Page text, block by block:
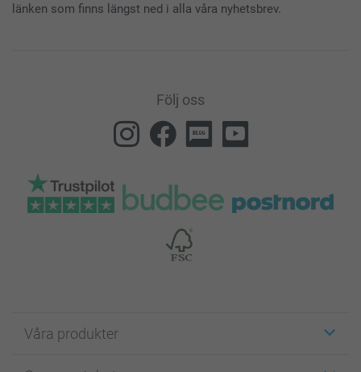
länken som finns längst ned i alla våra nyhetsbrev.
Följ oss
Våra produkter